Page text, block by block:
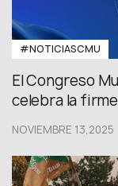
#NOTICIASCMU
El Congreso
celebra la
NOVIEMBRE 13,2025